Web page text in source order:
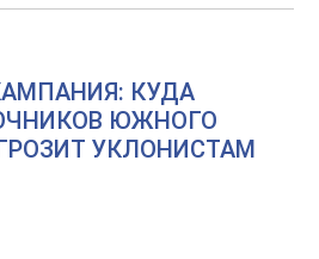
КУДА
ЮЖНОГО
УКЛОНИСТАМ